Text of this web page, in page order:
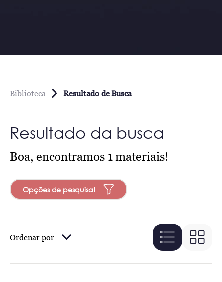
Biblioteca Resultado de Busca
Resultado da busca
Boa, encontramos 1materiais!
Opções de pesquisa!
Ordenar por